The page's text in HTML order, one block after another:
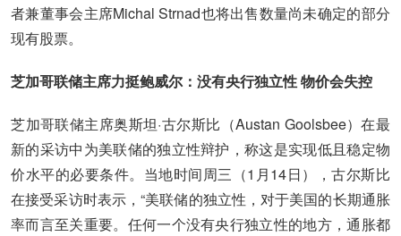
者兼董事会主席Michal Strnad也将出售数量尚未确定的部分
现有股票。
芝加哥联储主席力挺鲍威尔：没有央行独立性 物价会失控
芝加哥联储主席奥斯坦·古尔斯比（Austan Goolsbee）在最
新的采访中为美联储的独立性辩护，称这是实现低且稳定物
价水平的必要条件。当地时间周三（1月14日），古尔斯比
在接受采访时表示，“美联储的独立性，对于美国的长期通胀
率而言至关重要。任何一个没有央行独立性的地方，通胀都